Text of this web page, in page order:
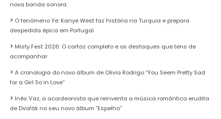
nova banda sonora
O fenómeno Ye: Kanye West faz história na Turquia e prepara
despedida épica em Portugal
Misty Fest 2026: O cartaz completo e os destaques que tens de
acompanhar
A cronologia do novo álbum de Olivia Rodrigo “You Seem Pretty Sad
for a Girl So in Love”
Inês Vaz, a acordeonista que reinventa a música romântica erudita
de Dvořák no seu novo álbum “Espelho”